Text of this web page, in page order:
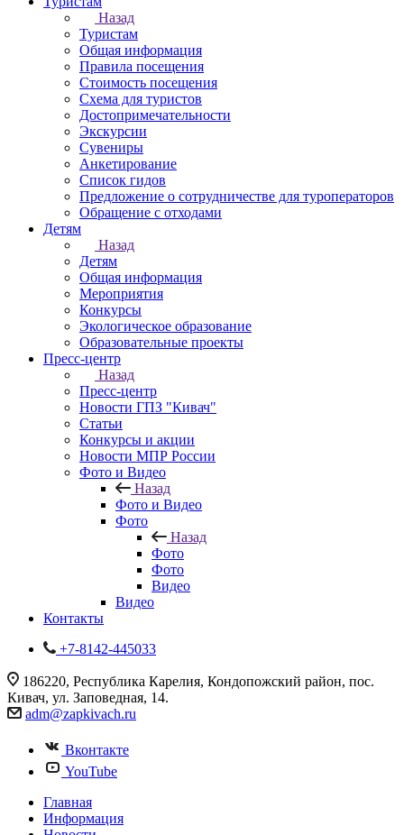
Назад
Туристам
Общая информация
Правила посещения
Стоимость посещения
Схема для туристов
Достопримечательности
Экскурсии
Сувениры
Анкетирование
Список гидов
Предложение о сотрудничестве для туроператоров
Обращение с отходами
Детям
Назад
Детям
Общая информация
Мероприятия
Конкурсы
Экологическое образование
Образовательные проекты
Пресс-центр
Назад
Пресс-центр
Новости ГПЗ "Кивач"
Статьи
Конкурсы и акции
Новости МПР России
Фото и Видео
Назад
Фото и Видео
Фото
Назад
Фото
Фото
Видео
Видео
Контакты
+7-8142-445033
186220, Республика Карелия, Кондопожский район, пос.
Кивач, ул. Заповедная, 14.
adm@zapkivach.ru
Вконтакте
YouTube
Главная
Информация